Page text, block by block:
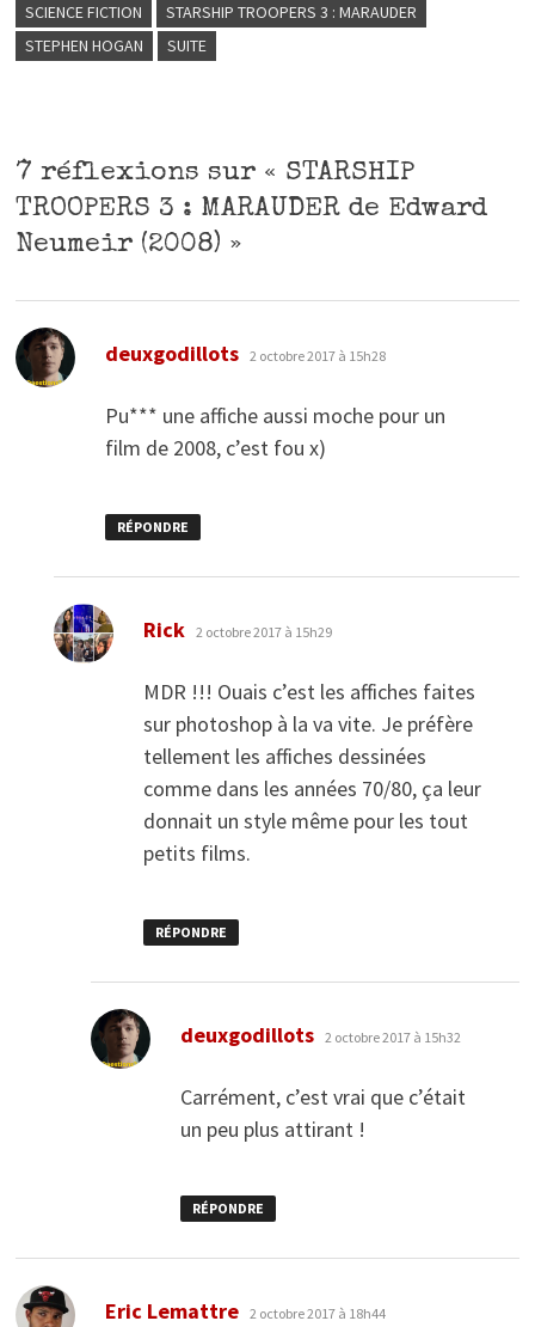
SCIENCE FICTION
STARSHIP TROOPERS 3 : MARAUDER
STEPHEN HOGAN
SUITE
7 réflexions sur « STARSHIP
TROOPERS 3 : MARAUDER de Edward
Neumeir (2008) »
deuxgodillots dit :
2 octobre 2017 à 15h28
Pu*** une affiche aussi moche pour un
film de 2008, c’est fou x)
RÉPONDRE
Rick dit :
2 octobre 2017 à 15h29
MDR !!! Ouais c’est les affiches faites
sur photoshop à la va vite. Je préfère
tellement les affiches dessinées
comme dans les années 70/80, ça leur
donnait un style même pour les tout
petits films.
RÉPONDRE
deuxgodillots dit :
2 octobre 2017 à 15h32
Carrément, c’est vrai que c’était
un peu plus attirant !
RÉPONDRE
Eric Lemattre dit :
2 octobre 2017 à 18h44